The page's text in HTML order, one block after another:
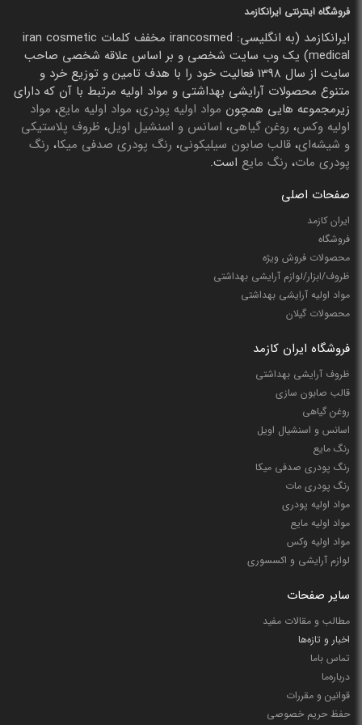
فروشگاه اینترنتی ایرانکازمد
ایرانکازمد (به انگلیسی: irancosmed مخفف کلمات iran cosmetic
medical) یک وب سایت شخصی و بر اساس علاقه شخصی صاحب
سایت از سال 1398 فعالیت خود را با هدف تامین و توزیع خرد و
متنوع محصولات آرایشی بهداشتی و مواد اولیه مرتبط با آن که دارای
زیرمجموعه هایی همچون مواد اولیه پودری، مواد اولیه مایع، مواد
اولیه وکس، روغن گیاهی، اسانس و اسنشیل اویل، ظروف پلاستیکی
و شیشه‌ای، قالب صابون سیلیکونی، رنگ پودری صدفی میکا، رنگ
پودری مات، رنگ مایع است.
صفحات اصلی
ایران کازمد
فروشگاه
محصولات فروش ویژه
ظروف/ابزار/لوازم آرایشی بهداشتی
مواد اولیه آرایشی بهداشتی
محصولات گیلان
فروشگاه ایران کازمد
ظروف آرایشی بهداشتی
قالب صابون سازی
روغن گیاهی
اسانس و اسنشیال اویل
رنگ مایع
رنگ پودری صدفی میکا
رنگ پودری مات
مواد اولیه پودری
مواد اولیه مایع
مواد اولیه وکس
لوازم آرایشی و اکسسوری
سایر صفحات
مطالب و مقالات مفید
اخبار و تازه‌ها
تماس باما
درباره‌ما
قوانین و مقررات
حفظ حریم خصوصی